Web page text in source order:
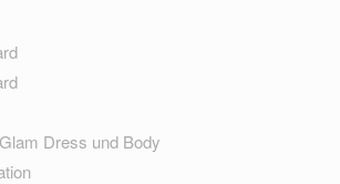
Dress und Body